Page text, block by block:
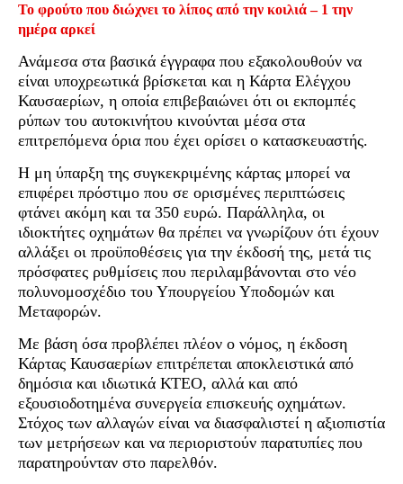
Το φρούτο που διώχνει το λίπος από την κοιλιά – 1 την
ημέρα αρκεί
Ανάμεσα στα βασικά έγγραφα που εξακολουθούν να
είναι υποχρεωτικά βρίσκεται και η Κάρτα Ελέγχου
Καυσαερίων, η οποία επιβεβαιώνει ότι οι εκπομπές
ρύπων του αυτοκινήτου κινούνται μέσα στα
επιτρεπόμενα όρια που έχει ορίσει ο κατασκευαστής.
Η μη ύπαρξη της συγκεκριμένης κάρτας μπορεί να
επιφέρει πρόστιμο που σε ορισμένες περιπτώσεις
φτάνει ακόμη και τα 350 ευρώ. Παράλληλα, οι
ιδιοκτήτες οχημάτων θα πρέπει να γνωρίζουν ότι έχουν
αλλάξει οι προϋποθέσεις για την έκδοσή της, μετά τις
πρόσφατες ρυθμίσεις που περιλαμβάνονται στο νέο
πολυνομοσχέδιο του Υπουργείου Υποδομών και
Μεταφορών.
Με βάση όσα προβλέπει πλέον ο νόμος, η έκδοση
Κάρτας Καυσαερίων επιτρέπεται αποκλειστικά από
δημόσια και ιδιωτικά ΚΤΕΟ, αλλά και από
εξουσιοδοτημένα συνεργεία επισκευής οχημάτων.
Στόχος των αλλαγών είναι να διασφαλιστεί η αξιοπιστία
των μετρήσεων και να περιοριστούν παρατυπίες που
παρατηρούνταν στο παρελθόν.